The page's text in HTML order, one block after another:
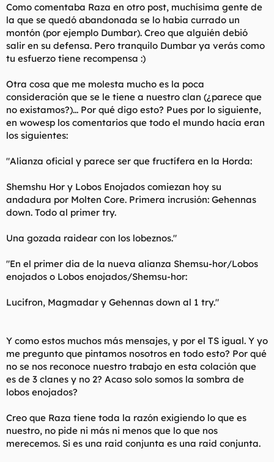
Como comentaba Raza en otro post, muchísima gente de
la que se quedó abandonada se lo habia currado un
montón (por ejemplo Dumbar). Creo que alguién debió
salir en su defensa. Pero tranquilo Dumbar ya verás como
tu esfuerzo tiene recompensa :)
Otra cosa que me molesta mucho es la poca
consideración que se le tiene a nuestro clan (¿parece que
no existamos?)... Por qué digo esto? Pues por lo siguiente,
en wowesp los comentarios que todo el mundo hacía eran
los siguientes:
"Alianza oficial y parece ser que fructífera en la Horda:
Shemshu Hor y Lobos Enojados comiezan hoy su
andadura por Molten Core. Primera incrusión: Gehennas
down. Todo al primer try.
Una gozada raidear con los lobeznos."
"En el primer dia de la nueva alianza Shemsu-hor/Lobos
enojados o Lobos enojados/Shemsu-hor:
Lucifron, Magmadar y Gehennas down al 1 try."
Y como estos muchos más mensajes, y por el TS igual. Y yo
me pregunto que pintamos nosotros en todo esto? Por qué
no se nos reconoce nuestro trabajo en esta colación que
es de 3 clanes y no 2? Acaso solo somos la sombra de
lobos enojados?
Creo que Raza tiene toda la razón exigiendo lo que es
nuestro, no pide ni más ni menos que lo que nos
merecemos. Si es una raid conjunta es una raid conjunta.